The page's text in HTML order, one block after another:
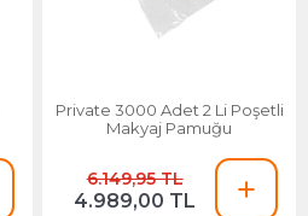
Private 3000 Adet 2 Li Poşetli
Makyaj Pamuğu
6.149,95 TL
4.989,00 TL